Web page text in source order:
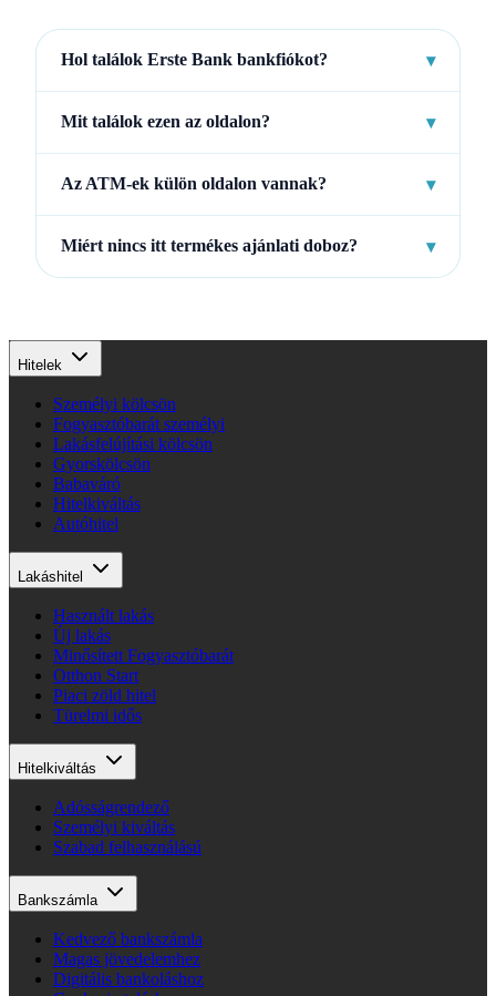
Hol találok Erste Bank bankfiókot? ▾
Mit találok ezen az oldalon? ▾
Az ATM-ek külön oldalon vannak? ▾
Miért nincs itt termékes ajánlati doboz? ▾
Hitelek
Személyi kölcsön
Fogyasztóbarát személyi
Lakásfelújítási kölcsön
Gyorskölcsön
Babaváró
Hitelkiváltás
Autóhitel
Lakáshitel
Használt lakás
Új lakás
Minősített Fogyasztóbarát
Otthon Start
Piaci zöld hitel
Türelmi idős
Hitelkiváltás
Adósságrendező
Személyi kiváltás
Szabad felhasználású
Bankszámla
Kedvező bankszámla
Magas jövedelemhez
Digitális bankoláshoz